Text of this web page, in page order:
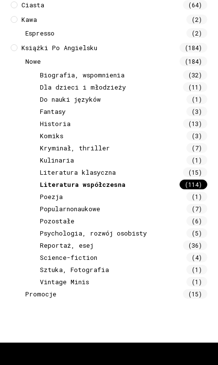
Ciasta (64)
Kawa (2)
Espresso (2)
Książki Po Angielsku (184)
Nowe (184)
Biografia, wspomnienia (32)
Dla dzieci i młodzieży (11)
Do nauki języków (1)
Fantasy (3)
Historia (13)
Komiks (3)
Kryminał, thriller (7)
Kulinaria (1)
Literatura klasyczna (15)
Literatura współczesna (114)
Poezja (1)
Popularnonaukowe (7)
Pozostałe (6)
Psychologia, rozwój osobisty (5)
Reportaż, esej (36)
Science-fiction (4)
Sztuka, Fotografia (1)
Vintage Minis (1)
Promocje (15)